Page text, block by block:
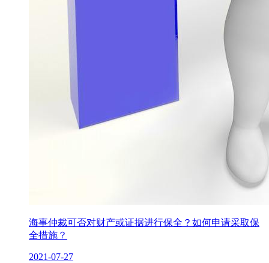
海事仲裁可否对财产或证据进行保全？如何申请采取保
全措施？
2021-07-27